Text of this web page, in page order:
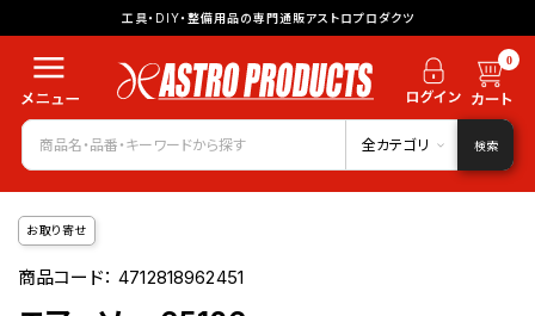
工具・DIY・整備用品の専門通販アストロプロダクツ
0
全カテゴリ 検索
お取り寄せ
商品コード：4712818962451